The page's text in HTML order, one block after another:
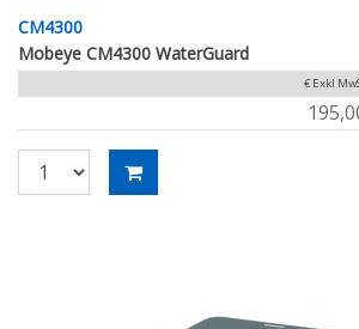
CM4300
Mobeye CM4300 WaterGuard
€ Exkl